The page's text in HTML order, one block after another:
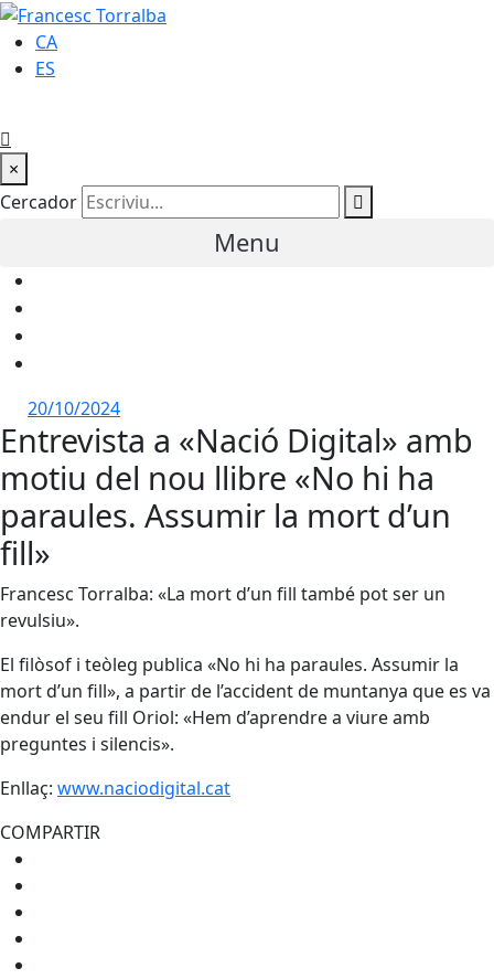
CA
ES
×
Cercador
Menu
20/10/2024
Entrevista a «Nació Digital» amb
motiu del nou llibre «No hi ha
paraules. Assumir la mort d’un
fill»
Francesc Torralba: «La mort d’un fill també pot ser un
revulsiu».
El filòsof i teòleg publica «No hi ha paraules. Assumir la
mort d’un fill», a partir de l’accident de muntanya que es va
endur el seu fill Oriol: «Hem d’aprendre a viure amb
preguntes i silencis».
Enllaç: www.naciodigital.cat
COMPARTIR